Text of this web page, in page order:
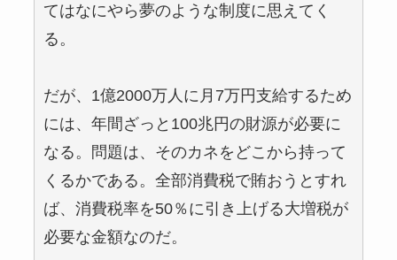
てはなにやら夢のような制度に思えてく
る。
だが、1億2000万人に月7万円支給するため
には、年間ざっと100兆円の財源が必要に
なる。問題は、そのカネをどこから持って
くるかである。全部消費税で賄おうとすれ
ば、消費税率を50％に引き上げる大増税が
必要な金額なのだ。